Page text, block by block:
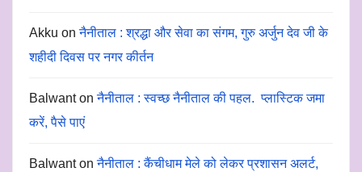
Akku onनैनीताल : श्रद्धा और सेवा का संगम, गुरु अर्जुन देव जी के
शहीदी दिवस पर नगर कीर्तन
Balwantonनैनीताल : स्वच्छ नैनीताल की पहल. प्लास्टिक जमा
करें, पैसे पाएं
Balwantonनैनीताल : कैंचीधाम मेले को लेकर प्रशासन अलर्ट,